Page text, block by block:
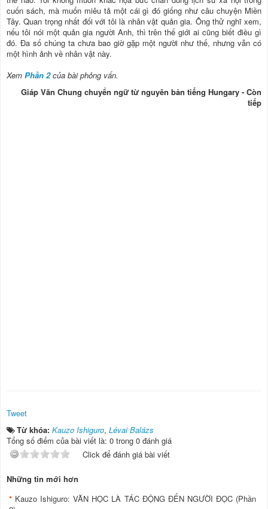
cuốn sách, mà muốn miêu tả một cái gì đó giống như câu chuyện Miền
Tây. Quan trọng nhất đối với tôi là nhân vật quản gia. Ông thử nghĩ xem,
nếu tôi nói một quản gia người Anh, thì trên thế giới ai cũng biết điều gì
đó. Đa số chúng ta chưa bao giờ gặp một người như thế, nhưng vẫn có
một hình ảnh về nhân vật này.
Xem Phần 2của bài phỏng vấn.
Giáp Văn Chung chuyển ngữ từ nguyên bản tiếng Hungary - Còn
tiếp
Tweet
Từ khóa: Kauzo Ishiguro, Lévai Balázs
Tổng số điểm của bài viết là: 0 trong 0 đánh giá
Click để đánh giá bài viết
Những tin mới hơn
Kauzo Ishiguro: VĂN HỌC LÀ TÁC ĐỘNG ĐẾN NGƯỜI ĐỌC (Phần